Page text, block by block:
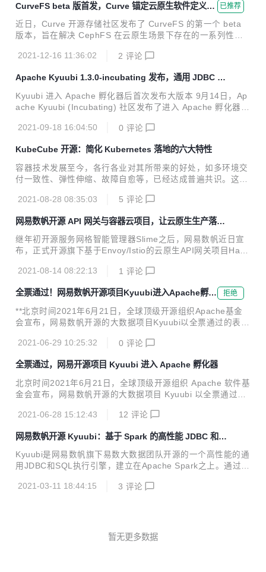
ver 的配置。用户可以使用 RESTful、client-go、kubectl 等
方式访问被 KubeCube 纳管的 K8s 集群，享受统一的认证能
力。 使用 Auth-Webhook 的困境 在 KubeCube v1.1 版本之
CurveFS beta 版首发，Curve 锚定云原生软件定义存
储
已推荐
近日，Curve 开源存储社区发布了 CurveFS 的第一个 beta
版本，旨在解决 CephFS 在云原生场景下存在的一系列性能
用户对 Curve 集群的部署和管理。 Curve 是由网易数帆发起
的开源云原生软件定义存储系统。项目包括 CurveFS 和 Curv
eBS，其中 CurveBS 此前已经开源。 CurveFS beta 版地
址： https://github.com/opencurve/curve/releases/tag/v0.
1.0-beta 架构设计 C...
2021-12-16 11:36:02 2 评论
Apache Kyuubi 1.3.0-incubating 发布，通用 JDBC 和
SQL 执行引擎
Kyuubi 进入 Apache 孵化器后首次发布大版本 9月14日，Ap
ache Kyuubi (Incubating) 社区发布了进入 Apache 孵化器后
ating。 对于作为新晋 Apache 孵化器项目的 Kyuubi 而言，
式版本的发布我们需要深刻地践行 Apache Way，遵循社区的
RELEASE POLICY。和 TLP 们不同的是，孵化器项目需要通
过两轮投票才能正式完成版本发布，首先是项目社区 dev mail
2021-09-18 16:04:50 0 评论
KubeCube 开源：简化 Kubernetes 落地的六大特性
容器技术发展至今，各行各业对其所带来的好处，如多环境交
付一致性、弹性伸缩、故障自愈等，已经达成普遍共识。这些
netes平台。然而，Kubernetes的复杂性、学习曲线陡峭也是
最新发布的软件定义计算软件市场半年跟踪报告显示，容器软
件市场在未来五年仍然会保持超过40%的复合增长率，但 202
0 年容器基础架构软件占整体软件定义计算市场的比例仅为1
6.2%。容器在互联网、金融、AI 等领域已经规模落地，大批
头部企业已经基于容器构建新一代企业基础设施平台，但在多
2021-08-28 08:35:03 5 评论
网易数帆开源 API 网关与容器云项目，让云原生生产落地
“多快好省”
继年初开源服务网格智能管理器Slime之后，网易数帆近日宣
布，正式开源旗下基于Envoy/Istio的云原生API网关项目Hang
e，为云原生开源生态注入高性能、强兼容、易用性等众多能
力，屏蔽分布式架构底层的复杂性，推动云原生生产落地。 H
ango：性能提升2倍，全面整合云原生 Hango中文名“函谷”，
是一个高性能、可扩展、功能丰富的云原生API网关，提供了
请求代理、动态路由、负载均衡、限流、熔断、健康检查、安
全防护等功能。源自先秦的名称，昭示着它承载企业所有业务
流量的雄心和实力。云原生实践不断深入之下，作为微服务架
2021-08-14 08:22:13 1 评论
全票通过！网易数帆开源项目Kyuubi进入Apache孵化
器
拒绝
**北京时间2021年6月21日，全球顶级开源组织Apache基金
会宣布，网易数帆开源的大数据项目Kyuubi以全票通过的表
bi获得了13个约束性投票(binding votes)和8个无约束性投票
票。 ![Kyuubi 项目 Apache 孵化进展](https://oscimg.oschin
a.net/oscnet/up-d3e9ef6898738197b4bb3798fcea80a0c1
9.png "Kyuubi 项目 Apache 孵化进展") K...
2021-06-29 10:25:32 0 评论
全票通过，网易开源项目 Kyuubi 进入 Apache 孵化器
北京时间2021年6月21日，全球顶级开源组织 Apache 软件基
金会宣布，网易数帆开源的大数据项目 Kyuubi 以全票通过的
Kyuubi 获得了 13 个约束性投票(binding votes)和 8 个无约
票和反对票。 Kyuubi 是网易第一款贡献给 Apache 软件基金
会进入孵化器的开源项目。开源至今，Kyuubi 已累积接受了
29 位国内外开发者超过 200 个以上的提交。当然，进入 Apa
che 孵化器只是一小步。未来， Kyuubi 社区...
2021-06-28 15:12:43 12 评论
网易数帆开源 Kyuubi：基于 Spark 的高性能 JDBC 和 S
QL 执行引擎
Kyuubi是网易数帆旗下易数大数据团队开源的一个高性能的通
用JDBC和SQL执行引擎，建立在Apache Spark之上。通过K
细解读Kyuubi的架构设计。 引言 开源大数据项目的繁荣带来
最普遍最通用的技术来使用，数据生产力将可以得到进一步的
2021-03-11 18:44:15 3 评论
暂无更多数据